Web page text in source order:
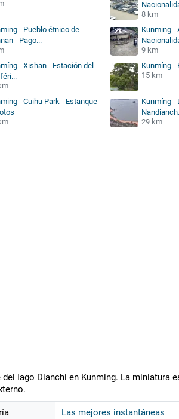
8 km
- Pueblo étnico de
- Pago...
Kunming -
9 km
- Xishan - Estación del
Kunmíng -
15 km
- Cuihu Park - Estanque
Kunmíng -
29 km
lago Dianchi en Kunming. La miniatura
Las mejores instantáneas